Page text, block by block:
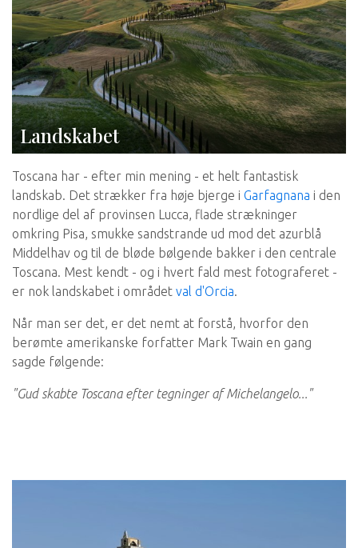
Landskabet
Toscana har - efter min mening - et helt fantastisk
landskab. Det strækker fra høje bjerge i Garfagnana i den
nordlige del af provinsen Lucca, flade strækninger
omkring Pisa, smukke sandstrande ud mod det azurblå
Middelhav og til de bløde bølgende bakker i den centrale
Toscana. Mest kendt - og i hvert fald mest fotograferet -
er nok landskabet i området val d'Orcia.
Når man ser det, er det nemt at forstå, hvorfor den
berømte amerikanske forfatter Mark Twain en gang
sagde følgende:
"Gud skabte Toscana efter tegninger af Michelangelo..."